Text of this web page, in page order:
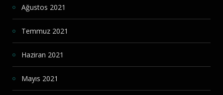
Ağustos 2021
Temmuz 2021
Haziran 2021
Mayıs 2021